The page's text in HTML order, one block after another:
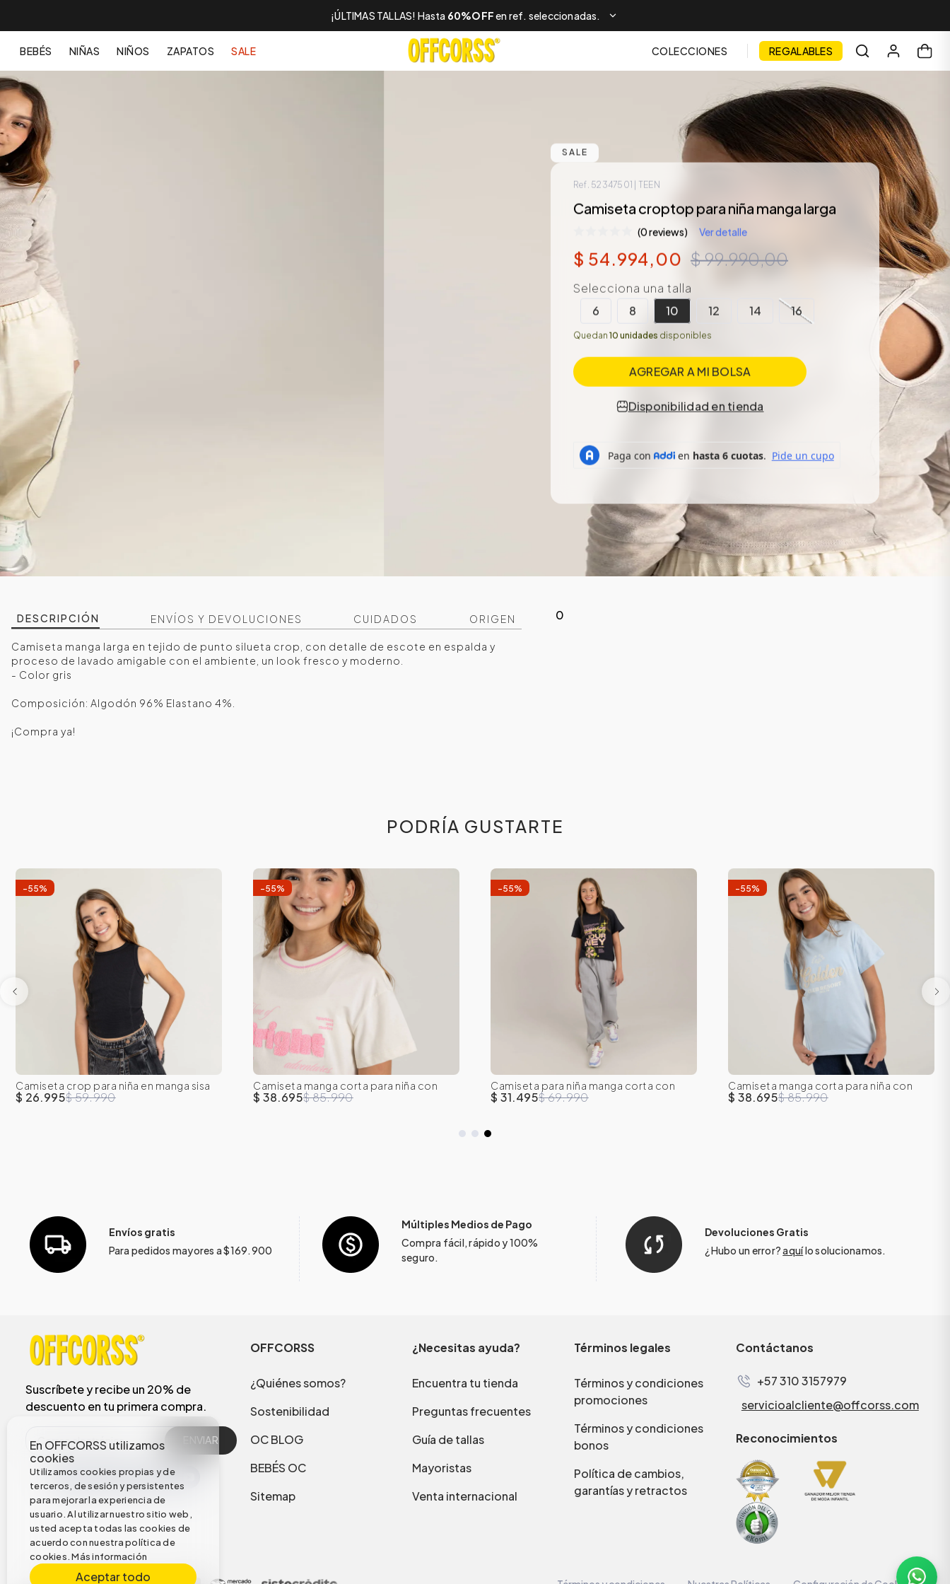
¡ÚLTIMAS TALLAS! Hasta 60%OFFen ref. seleccionadas.
BEBÉS NIÑAS NIÑOS ZAPATOS SALE COLECCIONES REGALABLES
En OFFCORSS utilizamos
cookies
Utilizamos cookies propias y de
terceros, de sesión y persistentes
para mejorar la experiencia de
usuario. Al utilizar nuestro sitio web,
usted acepta todas las cookies de
acuerdo con nuestra política de
cookies.Más información
Aceptar todo
SALE
Ref. 52347501 | TEEN
Camiseta croptop para niña manga larga
(0 reviews) Ver detalle
$ 54.994,00 $99.990,00
Selecciona una talla
6
8 10 12 14 16
Quedan 10 unidades disponibles
AGREGAR A MI BOLSA
Disponibilidad en tienda
DESCRIPCIÓN ENVÍOS Y DEVOLUCIONES CUIDADOS ORIGEN
Camiseta manga larga en tejido de punto silueta crop, con detalle de escote en espalda y
proceso de lavado amigable con el ambiente, un look fresco y moderno.
- Color gris
Composición: Algodón 96% Elastano 4%.
¡Compra ya!
0
PODRÍA GUSTARTE
-55%
10 12 14 16
8
Camiseta crop para niña en manga sisa
$ 26.995$ 59.990
-55%
10 12 14 16
8
Camiseta manga corta para niña con
estampado
$ 38.695$ 85.990
-55%
10 12 14 16
8
Camiseta para niña manga corta con
estampado en el frente
$ 31.495$ 69.990
-55%
10 12 14 16
8
Camiseta manga corta para niña con
silueta amplia
$ 38.695$ 85.990
Envíos gratis
Para pedidos mayores a $169.900
Múltiples Medios de Pago
Compra fácil, rápido y 100%
seguro.
Devoluciones Gratis
¿Hubo un error?aquílo solucionamos.
Suscríbete y recibe un 20% de
descuento en tu primera compra.
ENVIAR
OFFCORSS
¿Quiénes somos?
Sostenibilidad
OC BLOG
BEBÉS OC
Sitemap
¿Necesitas ayuda?
Encuentra tu tienda
Preguntas frecuentes
Guía de tallas
Mayoristas
Venta internacional
Términos legales
Términos y condiciones
promociones
Términos y condiciones
bonos
Política de cambios,
garantías y retractos
Contáctanos
+57 310 3157979
servicioalcliente@offcorss.com
Reconocimientos